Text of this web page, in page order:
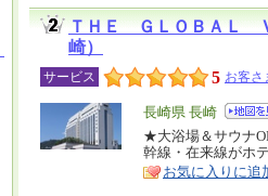
ＴＨＥ ＧＬＯＢＡＬ
崎）
サービス 5 お客さ
エ
リ
ア
長崎県 長崎
特
徴
★大浴場＆サウナ
幹線・在来線がホ
お気に入りに追